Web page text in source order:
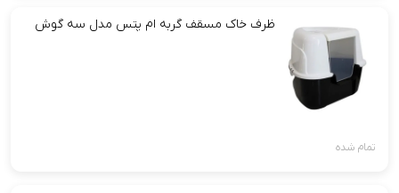
ظرف خاک مسقف گربه ام پتس مدل سه گوش
تمام شده